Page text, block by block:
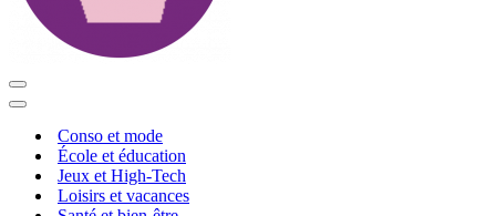
Menu
de
Menu
navigationConso et mode
École et éducation
Jeux et High-Tech
Loisirs et vacances